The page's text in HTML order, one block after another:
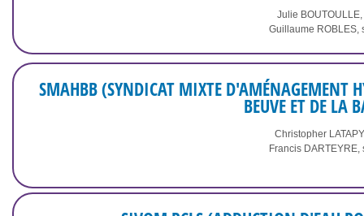
Julie
Guillaume ROBLES,
SMAHBB (SYNDICAT MIXTE D'AMÉNAGEMENT
BEUVE ET DE LA
Christopher
Francis DARTEYRE,